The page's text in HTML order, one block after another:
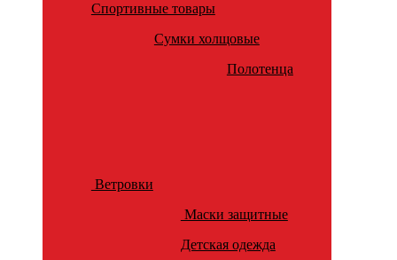
Спортивные товары
Сумки холщовые
Полотенца
Ветровки
Маски защитные
Детская одежда